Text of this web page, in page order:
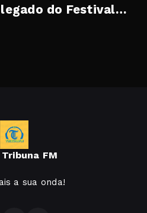
do Festival
FM
a sua onda!